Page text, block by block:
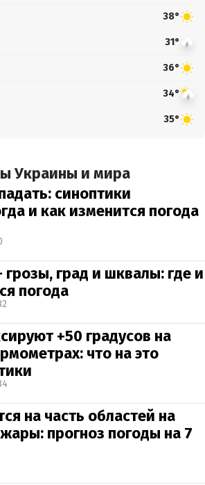
38°
31°
36°
34°
35°
Украины и мира
синоптики
и как изменится погода
град и шквалы: где и
погода
+50 градусов на
что на это
на часть областей на
прогноз погоды на 7